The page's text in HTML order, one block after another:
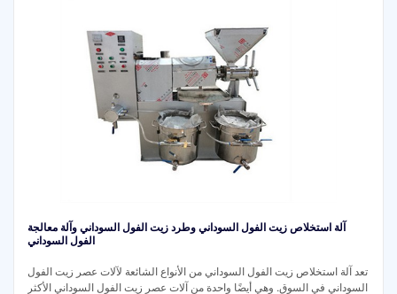
آلة استخلاص زيت الفول السوداني وطرد زيت الفول السوداني وآلة معالجة
الفول السوداني
تعد آلة استخلاص زيت الفول السوداني من الأنواع الشائعة لآلات عصر زيت الفول
السوداني في السوق. وهي أيضًا واحدة من آلات عصر زيت الفول السوداني الأكثر